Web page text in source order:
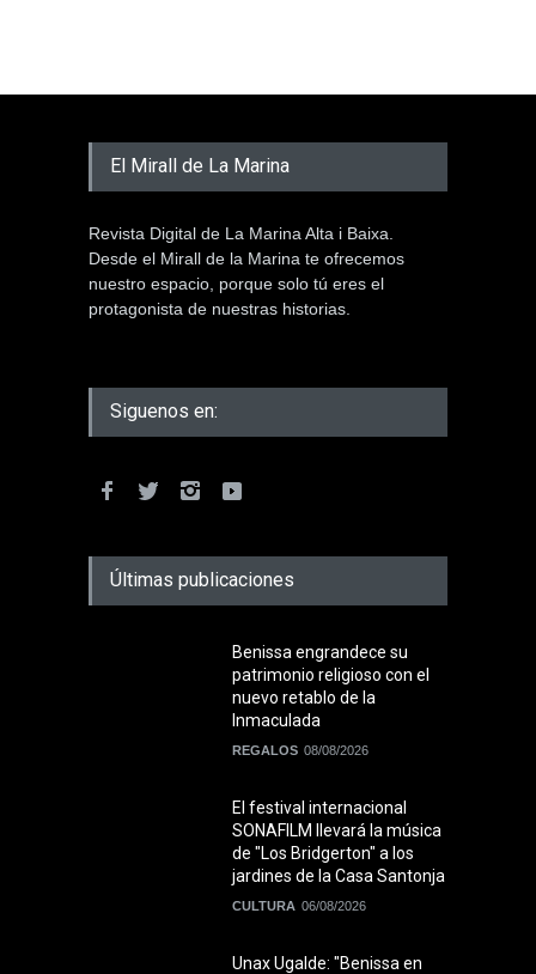
El Mirall de La Marina
Revista Digital de La Marina Alta i Baixa.
Desde el Mirall de la Marina te ofrecemos
nuestro espacio, porque solo tú eres el
protagonista de nuestras historias.
Siguenos en:
Últimas publicaciones
Benissa engrandece su
patrimonio religioso con el
nuevo retablo de la
Inmaculada
REGALOS 08/08/2026
El festival internacional
SONAFILM llevará la música
de "Los Bridgerton" a los
jardines de la Casa Santonja
CULTURA 06/08/2026
Unax Ugalde: "Benissa en